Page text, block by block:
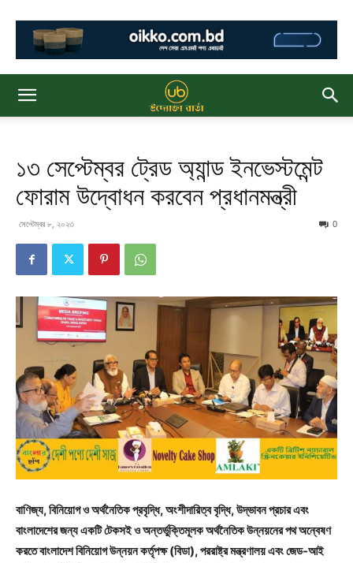
১৩ সেপ্টেম্বর ট্রেড অ্যান্ড ইনভেস্টমেন্ট
ফোরাম উদ্বোধন করবেন প্রধানমন্ত্রী
সেপ্টেম্বর ৮, ২০২৩ 0
বাণিজ্য, বিনিয়োগ ও অর্থনৈতিক প্রবৃদ্ধি, অংশীদারিত্ব বৃদ্ধি, উদ্ভাবন প্রচার এবং
বাংলাদেশের জন্য একটি টেকসই ও অন্তর্ভুক্তিমূলক অর্থনৈতিক উন্নয়নের পথ অন্বেষণ
করতে বাংলাদেশ বিনিয়োগ উন্নয়ন কর্তৃপক্ষ (বিডা), পররাষ্ট্র মন্ত্রণালয় এবং জেড-আই